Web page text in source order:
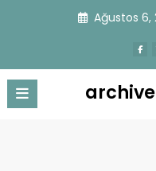
Ağustos 6,